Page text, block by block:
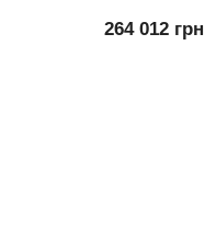
264 012 грн